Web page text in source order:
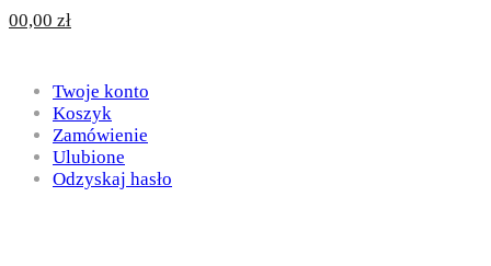
for
God
DAYENU
Design
00,00 zł
Twoje konto
Koszyk
Zamówienie
Ulubione
Odzyskaj hasło